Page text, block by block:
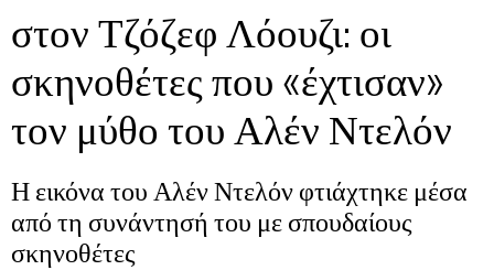
στον Τζόζεφ Λόουζι: οι
σκηνοθέτες που «έχτισαν»
τον μύθο του Αλέν Ντελόν
Η εικόνα του Αλέν Ντελόν φτιάχτηκε μέσα
από τη συνάντησή του με σπουδαίους
σκηνοθέτες